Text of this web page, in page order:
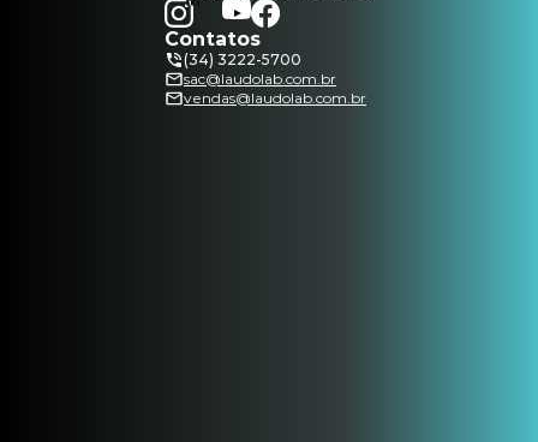
Contatos
(34) 3222-5700
sac@laudolab.com.br
vendas@laudolab.com.br